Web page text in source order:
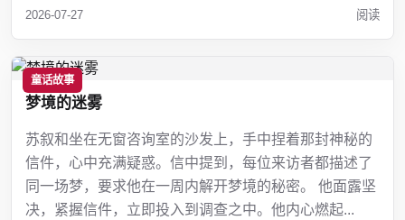
2026-07-27 阅读
童话故事
梦境的迷雾
苏叙和坐在无窗咨询室的沙发上，手中捏着那封神秘的
信件，心中充满疑惑。信中提到，每位来访者都描述了
同一场梦，要求他在一周内解开梦境的秘密。 他面露坚
决，紧握信件，立即投入到调查之中。他内心燃起...